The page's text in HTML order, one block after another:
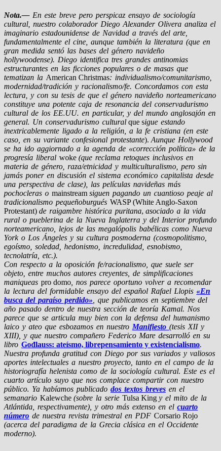
Nota.— En este breve pero perspicaz ensayo de sociología
cultural, nuestro colaborador Diego Alexander Olivera analiza el
imaginario estadounidense de Navidad a través del arte,
fundamentalmente el cine, aunque también la literatura (que en
gran medida sentó las bases del género navideño
hollywoodense). Diego identifica tres grandes antinomias
estructurantes en las ficciones populares o de masas que
tematizan la American Christmas: individualismo/comunitarismo,
modernidad/tradición y racionalismo/fe. Concordamos con esta
lectura, y con su tesis de que el género navideño norteamericano
constituye una potente caja de resonancia del conservadurismo
cultural de los EE.UU. en particular, y del mundo anglosajón en
general. Un conservadurismo cultural que sigue estando
inextricablemente ligado a la religión, a la fe cristiana (en este
caso, en su variante confesional protestante).Aunque Hollywood
se ha ido aggiornado a la agenda de «corrección política» de la
progresía liberal woke (que reclama retoques inclusivos en
materia de género, raza/etnicidad y multiculturalismo, pero sin
jamás poner en discusión el sistema económico capitalista desde
una perspectiva de clase), las películas navideñas más
pochocleras o mainstream siguen pagando un cuantioso peaje al
tradicionalismo pequeñoburgués WASP (White Anglo-Saxon
Protestant) de raigambre histórica puritana, asociado a la vida
rural o pueblerina de la Nueva Inglaterra y del Interior profundo
norteamericano, lejos de las megalópolis babélicas como Nueva
York o Los Ángeles y su cultura posmoderna (cosmopolitismo,
egoísmo, soledad, hedonismo, incredulidad, esnobismo,
tecnolatría, etc.).
Con respecto a la oposición fe/racionalismo, que suele ser
objeto, entre muchos autores creyentes, de simplificaciones
maniqueas pro domo, nos parece oportuno volver a recomendar
la lectura del formidable ensayo del español Rafael Llopis «En
busca del paraíso perdido», que publicamos en septiembre del
año pasado dentro de nuestra sección de teoría Kamal. Nos
parece que se articula muy bien con la defensa del humanismo
laico y ateo que esbozamos en nuestro Manifiesto (tesis XII y
XIII), y que nuestro compañero Federico Mare desarrolló en su
libro Gođlauss: ateísmo, librepensamiento y existencialismo.
Nuestra profunda gratitud con Diego por sus variados y valiosos
aportes intelectuales a nuestro proyecto, tanto en el campo de la
historiografía helenista como de la sociología cultural. Este es el
cuarto artículo suyo que nos complace compartir con nuestro
público. Ya habíamos publicado dos textos breves en el
semanario Kalewche (sobre la serie Tulsa King y el mito de la
Atlántida, respectivamente), y otro más extenso en el cuarto
número de nuestra revista trimestral en PDF Corsario Rojo
(acerca del paradigma de la Grecia clásica en el Occidente
moderno).